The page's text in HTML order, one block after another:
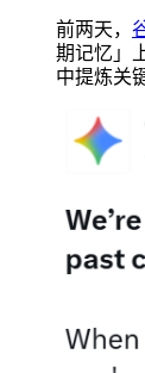
前两天，
期记忆」
中提炼关